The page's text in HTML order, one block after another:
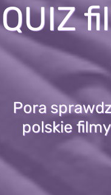
QUIZ
Pora
polskie